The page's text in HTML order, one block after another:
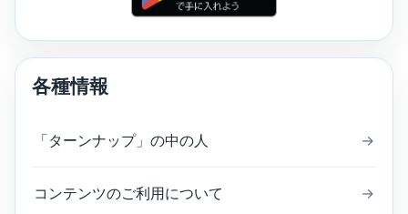
各種情報
「ターンナップ」の中の人 →
コンテンツのご利用について →